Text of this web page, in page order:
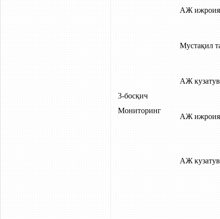
3-босқич
Мониторинг
АЖ ижроия
Мустақил
АЖ
АЖ ижроия
АЖ